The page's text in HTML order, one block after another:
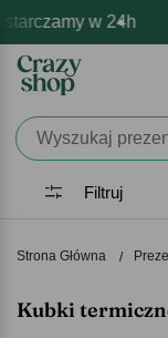
w 24h
personalizacja
emocje -
Strona Główna
Kubki
Filtruj